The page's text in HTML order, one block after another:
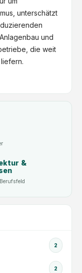
unterschätzt
und
die weit
&
2
2